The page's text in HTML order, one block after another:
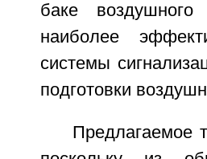
баке
наиболее
системы
подготовки
Предлагаемое